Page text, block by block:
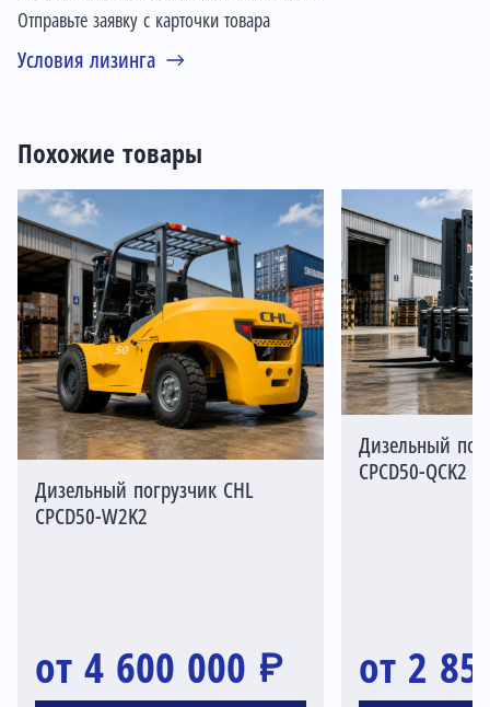
Отправьте заявку с карточки товара
Условия лизинга
Похожие товары
Дизельный погрузчик CHL
CPCD50-W2K2
от 4 600 000 ₽
Дизельный
CPCD50-QCK2
от 2